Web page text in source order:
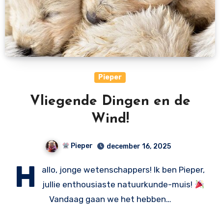
Pieper
Vliegende Dingen en de
Wind!
Pieper december 16, 2025
H
allo, jonge wetenschappers! Ik ben Pieper,
jullie enthousiaste natuurkunde-muis!
Vandaag gaan we het hebben…